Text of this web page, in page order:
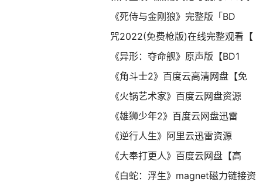
《死侍与金刚狼》完整版「BD
咒2022(免费枪版)在线完整观看【
《异形：夺命舰》原声版【BD1
《角斗士2》百度云高清网盘【免
《火锅艺术家》百度云网盘资源
《雄狮少年2》百度云网盘迅雷
《逆行人生》阿里云迅雷资源
《大奉打更人》百度云网盘【高
《白蛇：浮生》magnet磁力链接资